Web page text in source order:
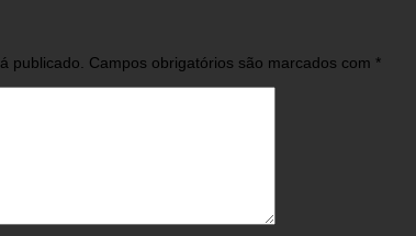
publicado. Campos obrigatórios são marcados com *